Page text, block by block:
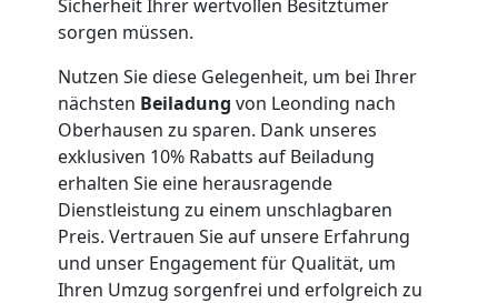
Sicherheit Ihrer wertvollen Besitztümer
sorgen müssen.
Nutzen Sie diese Gelegenheit, um bei Ihrer
nächsten Beiladung von Leonding nach
Oberhausen zu sparen. Dank unseres
exklusiven 10% Rabatts auf Beiladung
erhalten Sie eine herausragende
Dienstleistung zu einem unschlagbaren
Preis. Vertrauen Sie auf unsere Erfahrung
und unser Engagement für Qualität, um
Ihren Umzug sorgenfrei und erfolgreich zu
Umzüge
Leonding
Vereinsumzug
Leonding